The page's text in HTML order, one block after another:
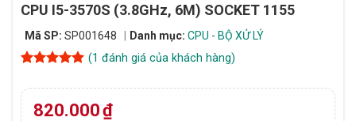
CPU I5-3570S (3.8GHz, 6M) SOCKET 1155
Mã SP: SP001648 Danh mục: CPU - BỘ XỬ LÝ
dựa trên
đánh giá
(1 đánh giá của khách hàng)
820.000₫